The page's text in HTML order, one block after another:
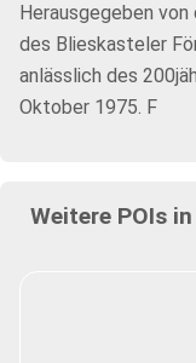
Herausgegeben
des Blieskasteler
anlässlich des
Oktober 1975. F
Weitere POIs